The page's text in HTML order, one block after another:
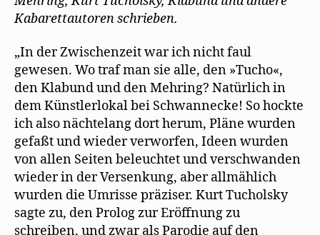
Kabarettautoren schrieben.
„In der Zwischenzeit war ich nicht faul
gewesen. Wo traf man sie alle, den »Tucho«,
den Klabund und den Mehring? Natürlich in
dem Künstlerlokal bei Schwannecke! So hockte
ich also nächtelang dort herum, Pläne wurden
gefaßt und wieder verworfen, Ideen wurden
von allen Seiten beleuchtet und verschwanden
wieder in der Versenkung, aber allmählich
wurden die Umrisse präziser. Kurt Tucholsky
sagte zu, den Prolog zur Eröffnung zu
schreiben, und zwar als Parodie auf den